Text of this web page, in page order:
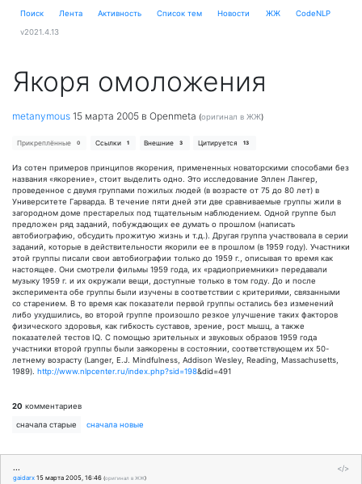
Поиск Лента Активность Cписок тем Новости ЖЖ CodeNLP
v2021.4.13
Якоря омоложения
metanymous 15 марта 2005 в Openmeta (оригинал в ЖЖ)
Прикреплённые 0 Ссылки 1 Внешние 3 Цитируется 13
Из сотен примеров принципов якорения, примененных новаторскими способами без
названия «якорение», стоит выделить одно. Это исследование Эллен Лангер,
проведенное с двумя группами пожилых людей (в возрасте от 75 до 80 лет) в
Университете Гарварда. В течение пяти дней эти две сравниваемые группы жили в
загородном доме престарелых под тщательным наблюдением. Одной группе был
предложен ряд заданий, побуждающих ее думать о прошлом (написать
автобиографию, обсудить прожитую жизнь и т.д.). Другая группа участвовала в серии
заданий, которые в действительности якорили ее в прошлом (в 1959 году). Участники
этой группы писали свои автобиографии только до 1959 г., описывая то время как
настоящее. Они смотрели фильмы 1959 года, их «радиоприемники» передавали
музыку 1959 г. и их окружали вещи, доступные только в том году. До и после
эксперимента обе группы были изучены в соответствии с критериями, связанными
со старением. В то время как показатели первой группы остались без изменений
либо ухудшились, во второй группе произошло резкое улучшение таких факторов
физического здоровья, как гибкость суставов, зрение, рост мышц, а также
показателей тестов IQ. С помощью зрительных и звуковых образов 1959 года
участники второй группы были заякорены в состоянии, соответствующем их 50-
летнему возрасту (Langer, E.J. Mindfulness, Addison Wesley, Reading, Massachusetts,
1989). http://www.nlpcenter.ru/index.php?sid=198&did=491
20 комментариев
сначала старые сначала новые
</>
...
gaidarx 15 марта 2005, 16:46 (оригинал в ЖЖ)